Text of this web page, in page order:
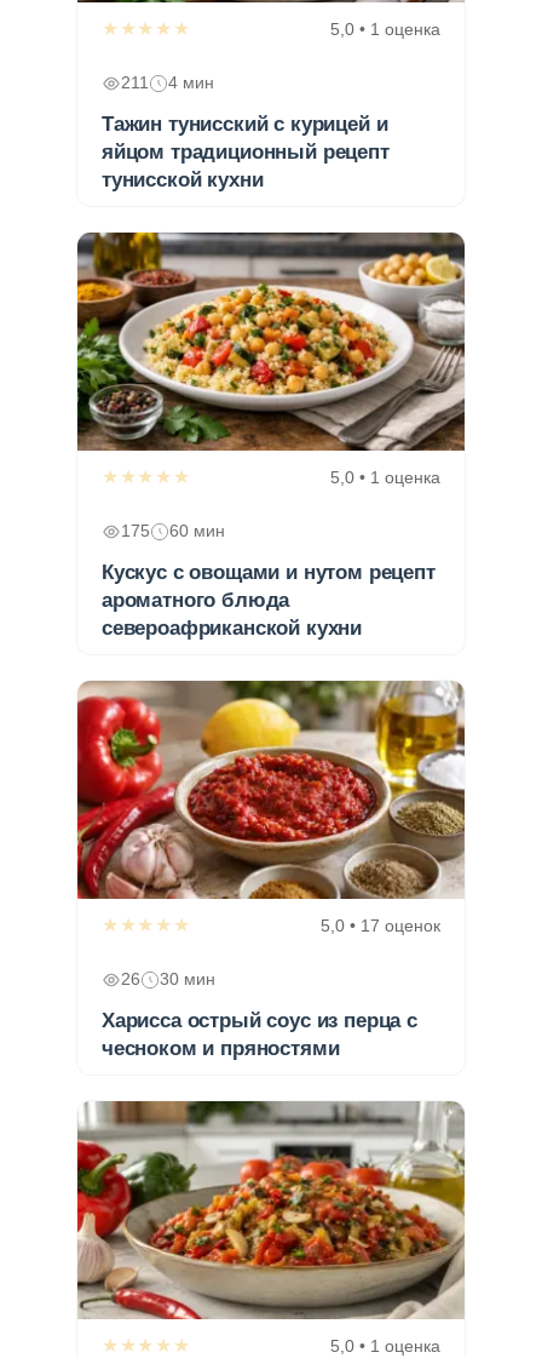
★★★★★ 5,0 • 1 оценка
211 4 мин
Тажин тунисский с курицей и
яйцом традиционный рецепт
тунисской кухни
★★★★★ 5,0 • 1 оценка
175 60 мин
Кускус с овощами и нутом рецепт
ароматного блюда
североафриканской кухни
★★★★★ 5,0 • 17 оценок
26 30 мин
Харисса острый соус из перца с
чесноком и пряностями
★★★★★ 5,0 • 1 оценка